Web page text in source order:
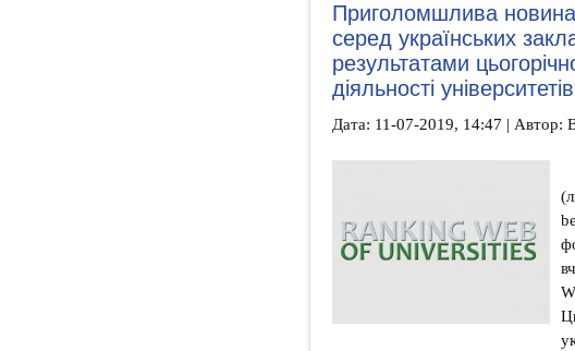
Приголомшлива
серед українських
результатами
діяльності
Дата: 11-07-2019, 14:47 | Автор: